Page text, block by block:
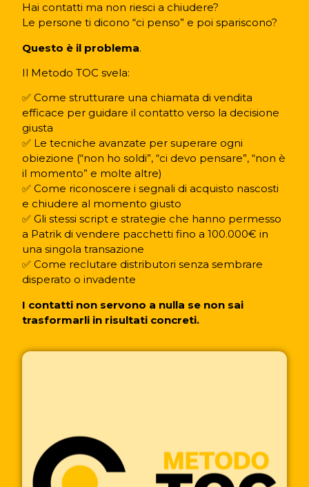
Hai contatti ma non riesci a chiudere?
Le persone ti dicono “ci penso” e poi spariscono?
Questo è il problema.
Il Metodo TOC svela:
✅ Come strutturare una chiamata di vendita
efficace per guidare il contatto verso la decisione
giusta
✅ Le tecniche avanzate per superare ogni
obiezione (“non ho soldi”, “ci devo pensare”, “non è
il momento” e molte altre)
✅ Come riconoscere i segnali di acquisto nascosti
e chiudere al momento giusto
✅ Gli stessi script e strategie che hanno permesso
a Patrik di vendere pacchetti fino a 100.000€ in
una singola transazione
✅ Come reclutare distributori senza sembrare
disperato o invadente
I contatti non servono a nulla se non sai
trasformarli in risultati concreti.